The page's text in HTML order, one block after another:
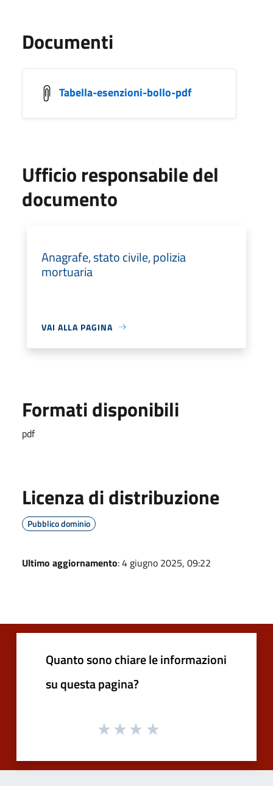
Documenti
Tabella-esenzioni-bollo-pdf
Ufficio responsabile del
documento
Anagrafe, stato civile, polizia
mortuaria
VAI ALLA PAGINA
Formati disponibili
pdf
Licenza di distribuzione
Pubblico dominio
Ultimo aggiornamento: 4 giugno 2025, 09:22
Quanto sono chiare le informazioni
su questa pagina?